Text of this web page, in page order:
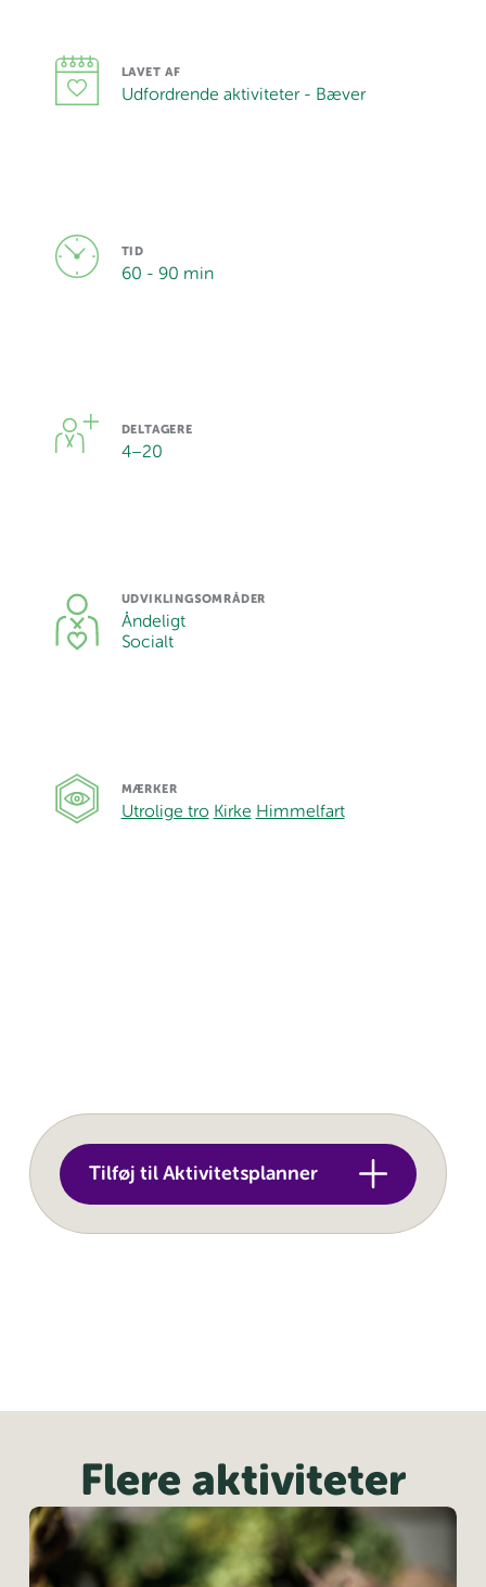
LAVET AF
Udfordrende aktiviteter - Bæver
TID
60 - 90 min
DELTAGERE
4–20
UDVIKLINGSOMRÅDER
Åndeligt
Socialt
MÆRKER
Utrolige tro Kirke Himmelfart
Tilføj til Aktivitetsplanner
Flere aktiviteter